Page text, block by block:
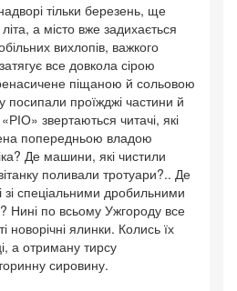
тільки березень, ще
а місто вже задихається
вихлопів, важкого
все довкола сірою
піщаною й сольовою
проїжджі частини й
звертаються читачі, які
попередньою владою
Де машини, які чистили
поливали тротуари?.. Де
зі спеціальними дробильними
Нині по всьому Ужгороду все
новорічні ялинки. Колись їх
а отриману тирсу
сировину.